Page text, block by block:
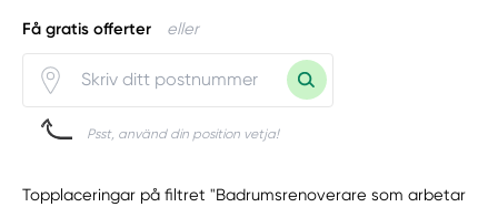
Få gratis offerter eller
Psst, använd din position vetja!
Topplaceringar på filtret "Badrumsrenoverare som arbetar